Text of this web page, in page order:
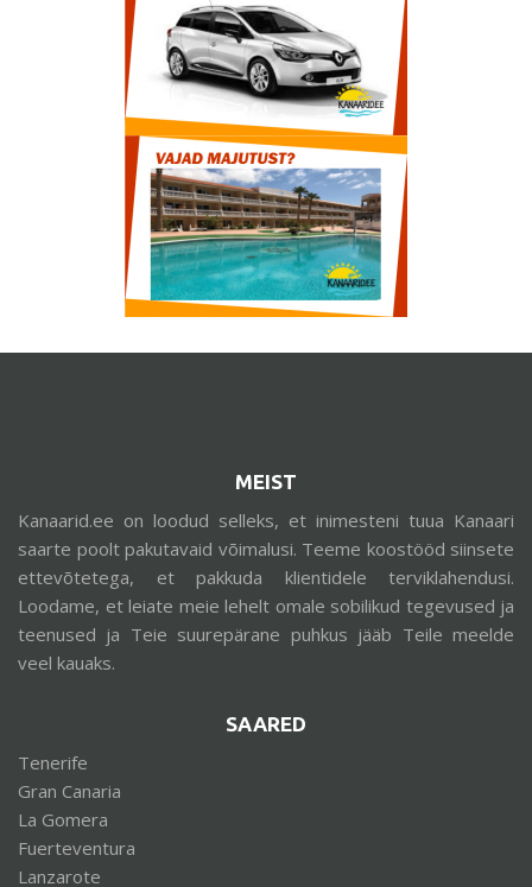
MEIST
Kanaarid.ee on loodud selleks, et inimesteni tuua Kanaari
saarte poolt pakutavaid võimalusi. Teeme koostööd siinsete
ettevõtetega, et pakkuda klientidele terviklahendusi.
Loodame, et leiate meie lehelt omale sobilikud tegevused ja
teenused ja Teie suurepärane puhkus jääb Teile meelde
veel kauaks.
SAARED
Tenerife
Gran Canaria
La Gomera
Fuerteventura
Lanzarote